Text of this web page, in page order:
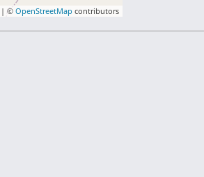
| © OpenStreetMap contributors